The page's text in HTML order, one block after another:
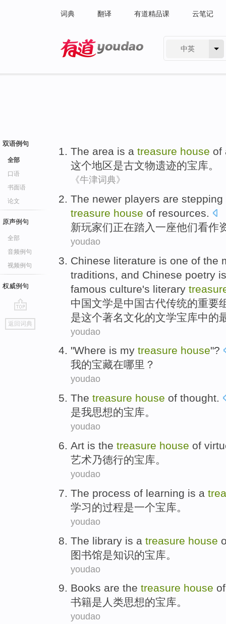
词典 翻译 有道精品课 云笔记
中英
双语例句
全部
口语
书面语
论文
原声例句
全部
音频例句
视频例句
权威例句
go
top
返回词典
The area is a treasure house of
这个地区是古文物遗迹的宝库。
《牛津词典》
The newer players are stepping
treasure house of resources.
新玩家们正在踏入 一座他们看作
youdao
Chinese literature is one of the
traditions
and Chinese poetry
famous culture's literary
中国文学是中国古代传统的重要
是这个著名文化的文学宝库中的
youdao
"Where is my treasure house"?
我的宝藏在哪里 ？
youdao
The treasure house of thought.
是我思想的宝库。
youdao
Art is the treasure house of
艺术乃德行的宝库。
youdao
The process of learning is a
学习的过程是一个宝库。
youdao
The library is a treasure house
图书馆是知识的宝库。
youdao
Books are the treasure house of
书籍是 人类思想的宝库。
youdao